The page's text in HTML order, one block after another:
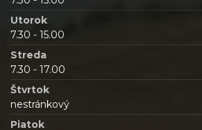
Utorok
7.30 - 15.00
Streda
7.30 - 17.00
Štvrtok
nestránkový
Piatok